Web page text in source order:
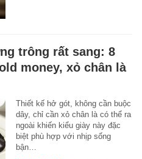
trông rất sang: 8
money, xỏ chân là
Thiết kế hở gót, không cần buộc
dây, chỉ cần xỏ chân là có thể ra
ngoài khiến kiểu giày này đặc
biệt phù hợp với nhịp sống
bận…